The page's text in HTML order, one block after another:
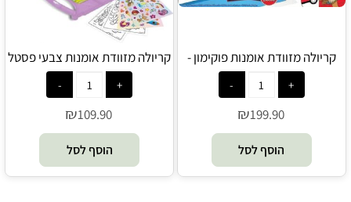
קריולה מזוודת אומנות פוקימון -
Crayola
₪199.90
הוסף לסל
קריולה מזוודת אומנות צבעי פסטל
- Crayola
₪109.90
הוסף לסל